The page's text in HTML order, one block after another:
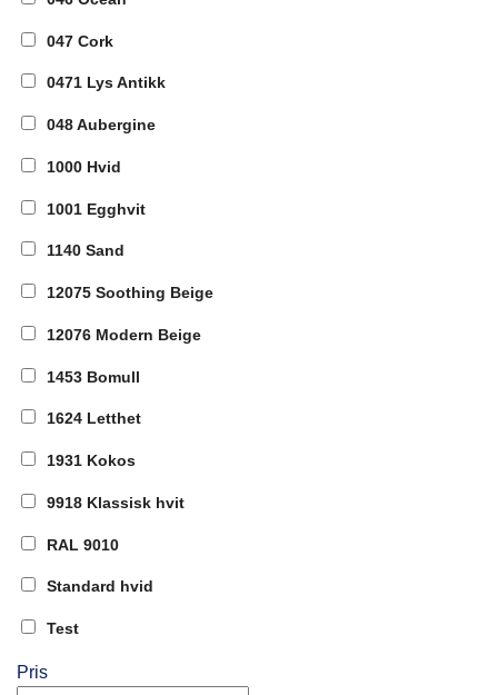
047 Cork
0471 Lys Antikk
048 Aubergine
1000 Hvid
1001 Egghvit
1140 Sand
12075 Soothing Beige
12076 Modern Beige
1453 Bomull
1624 Letthet
1931 Kokos
9918 Klassisk hvit
RAL 9010
Standard hvid
Test
Pris